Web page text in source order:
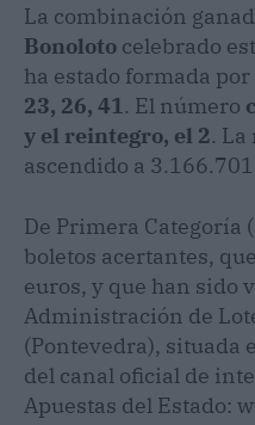
La combinación
Bonoloto celebrado
ha estado formada
23, 26, 41. El número
y el reintegro, el 2.
ascendido a
De Primera Categoría
boletos acertantes,
euros, y que han sido
Administración de
(Pontevedra), situada
del canal oficial de
Apuestas del Estado: